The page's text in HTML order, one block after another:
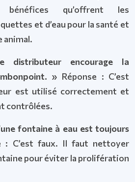
bénéfices qu’offrent les
et d’eau pour la santé et
animal.
encourage la
» Réponse : C’est
est utilisé correctement et
contrôlées.
fontaine à eau est toujours
: C’est faux. Il faut nettoyer
pour éviter la prolifération